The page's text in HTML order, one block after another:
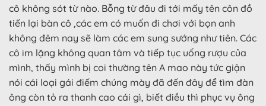
cô không sót từ nào. Bỗng từ đâu đi tới mấy tên côn đồ
tiến lại bàn cô ,các em có muốn đi chơi với bọn anh
không đêm nay sẽ làm các em sung sướng như tiên. Các
cô im lặng không quan tâm và tiếp tục uống rượu của
mình, thấy mình bị coi thường tên A mao này tức giận
nói cái loại gái điếm chúng mày đã đến đây để tìm đàn
ông còn tỏ ra thanh cao cái gì, biết điều thì phục vụ ông